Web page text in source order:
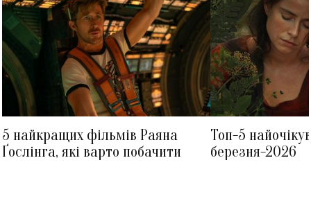
5 найкращих фільмів Раяна
Ґослінга, які варто побачити
Топ-5
березня-2026